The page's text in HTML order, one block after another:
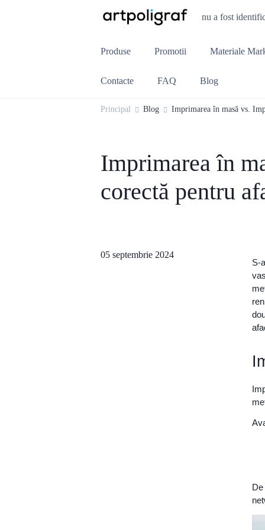
nu a fost
Produse Promotii Materiale
Contacte FAQ Blog
Principal Blog Imprimarea în masă vs.
Imprimarea în
corectă pentru
05 septembrie 2024
S-